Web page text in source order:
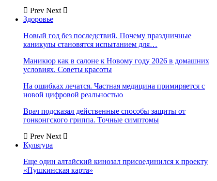
Prev Next
Здоровье
Новый год без последствий. Почему праздничные
каникулы становятся испытанием для…
Маникюр как в салоне к Новому году 2026 в домашних
условиях. Советы красоты
На ошибках лечатся. Частная медицина примиряется с
новой цифровой реальностью
Врач подсказал действенные способы защиты от
гонконгского гриппа. Точные симптомы
Prev Next
Культура
Еще один алтайский кинозал присоединился к проекту
«Пушкинская карта»